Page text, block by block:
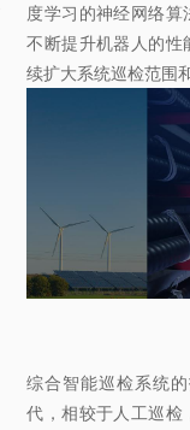
度学习的神经网络
不断提升机器人的性
续扩大系统巡检范围
综合智能巡检系统
代，相较于人工巡检